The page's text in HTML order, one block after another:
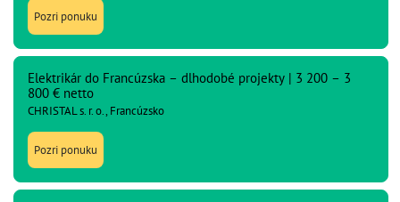
Pozri ponuku
Elektrikár do Francúzska – dlhodobé projekty | 3 200 – 3
800 € netto
CHRISTAL s. r. o., Francúzsko
Pozri ponuku